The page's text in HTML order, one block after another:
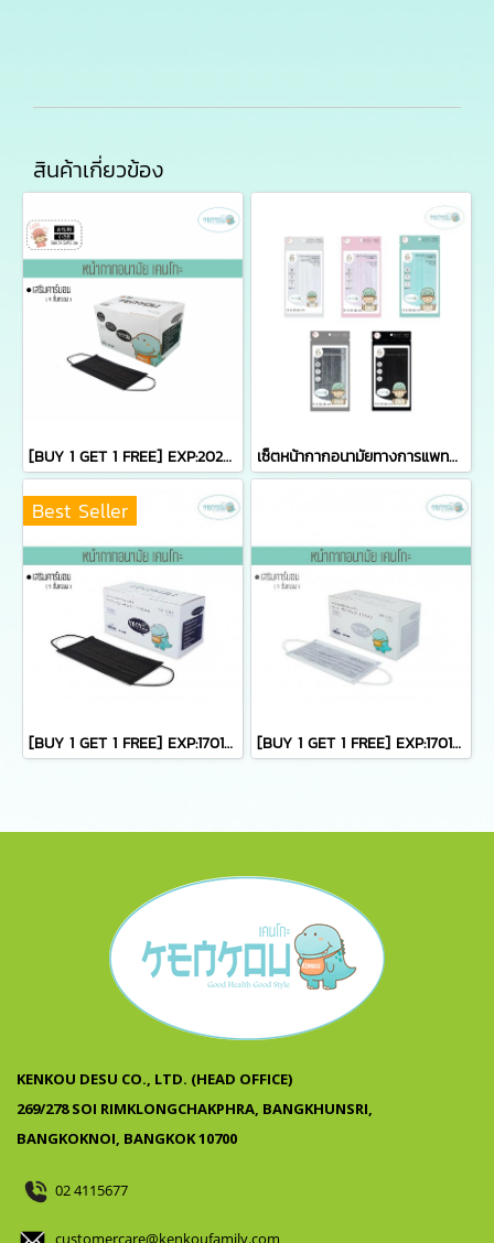
สินค้าเกี่ยวข้อง
[BUY 1 GET 1 FREE] EXP:20270117 หน้ากากอนามัยคาร์บอนเคนโกะ สำหรับผู้หญิงหรือเด็กโต บรรจุ 50 ชิ้น (KENKOU CARBON BLACK LADY FACE MASK) เซ็ตหน้ากากอนามัยทางการแพทย์เคนโกะ - เซ็ต 5 ซอง
Best Seller
[BUY 1 GET 1 FREE] EXP:17012027 หน้ากากอนามัยคาร์บอนเคนโกะ สีดำ บรรจุ 50 ชิ้น (KENKOU CARBON BLACK FACE MASK) [BUY 1 GET 1 FREE] EXP:17012027 หน้ากากอนามัยคาร์บอนเคนโกะ สีเทา บรรจุ 50 ชิ้น (KENKOU CARBON FACE MASK)
KENKOU DESU CO., LTD. (HEAD OFFICE)
269/278 SOI RIMKLONGCHAKPHRA, BANGKHUNSRI,
BANGKOKNOI, BANGKOK 10700
02 4115677
customercare@kenkoufamily.com